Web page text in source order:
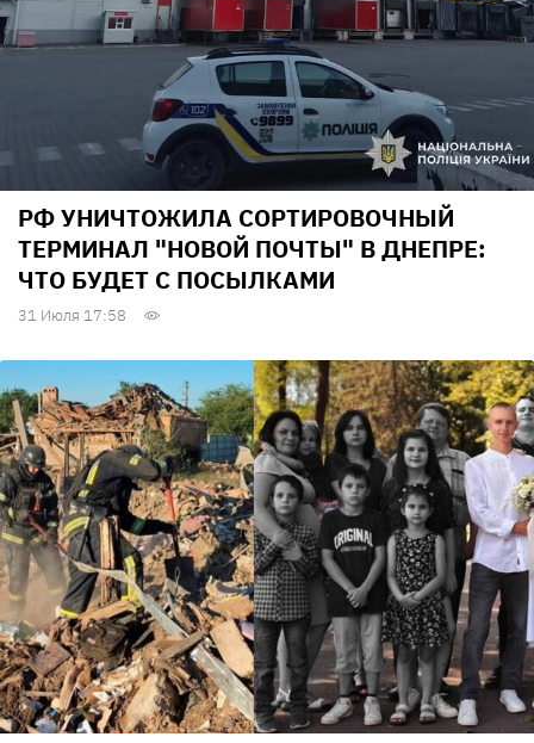
РФ УНИЧТОЖИЛА СОРТИРОВОЧНЫЙ
ТЕРМИНАЛ "НОВОЙ ПОЧТЫ" В ДНЕПРЕ:
ЧТО БУДЕТ С ПОСЫЛКАМИ
31 Июля 17:58